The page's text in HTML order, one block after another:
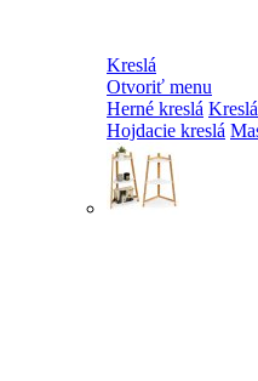
Kreslá
Otvoriť menu
Herné kreslá
Hojdacie kreslá